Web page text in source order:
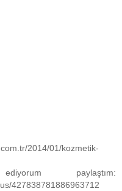
2014/01/kozmetik-
paylaştım:
427838781886963712